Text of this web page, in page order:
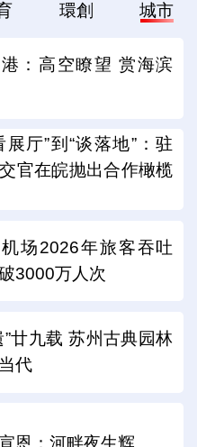
環創 城市
：高空瞭望 赏海滨
展厅”到“谈落地”：驻
官在皖抛出合作橄榄
场2026年旅客吞吐
3000万人次
”廿九载 苏州古典园林
代